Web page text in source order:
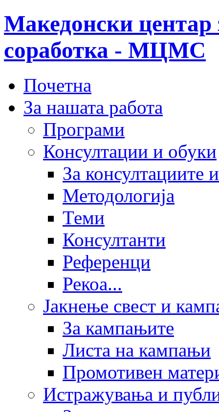
Македонски центар
соработка - МЦМС
Почетна
За нашата работа
Програми
Консултации и обуки
За консултациите
Методологија
Теми
Консултанти
Референци
Рекоа...
Јакнење свест и
За кампањите
Листа на кампањи
Промотивен
Истражувања и